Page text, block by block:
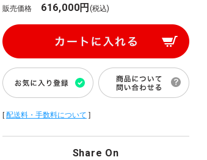
販売価格 616,000円(税込)
[配送料・手数料について ]
Share On